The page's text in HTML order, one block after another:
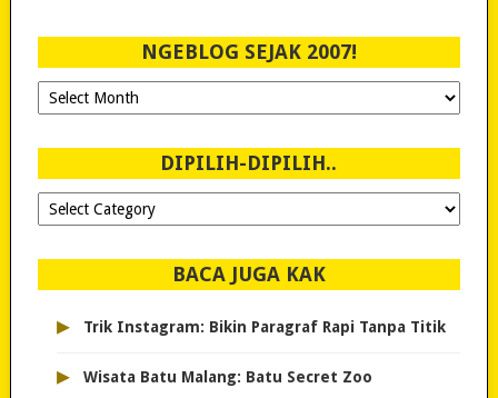
NGEBLOG SEJAK 2007!
Ngeblog
Sejak
DIPILIH-DIPILIH..
Dipilih-
dipilih..
BACA JUGA KAK
▸ Trik Instagram: Bikin Paragraf Rapi Tanpa Titik
▸ Wisata Batu Malang: Batu Secret Zoo